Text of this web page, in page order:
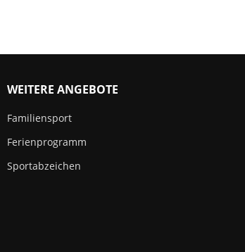
WEITERE ANGEBOTE
Familiensport
Ferienprogramm
Sportabzeichen